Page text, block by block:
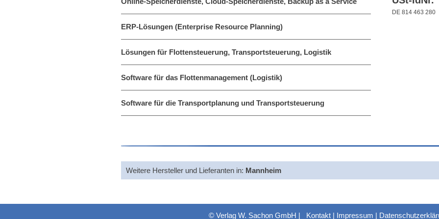
ERP-Lösungen (Enterprise Resource Planning)
Lösungen für Flottensteuerung, Transportsteuerung, Logistik
Software für das Flottenmanagement (Logistik)
Software für die Transportplanung und Transportsteuerung
DE 814 463 280
Weitere Hersteller und Lieferanten in: Mannheim
© Verlag W. Sachon GmbH | Kontakt | Impressum |